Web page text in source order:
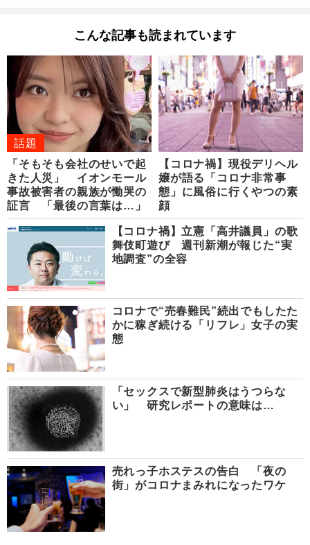
こんな記事も読まれています
話題
「そもそも会社のせいで起
きた人災」 イオンモール
事故被害者の親族が慟哭の
証言 「最後の言葉は…」
【コロナ禍】現役デリヘル
嬢が語る「コロナ非常事
態」に風俗に行くやつの素
顔
【コロナ禍】立憲「高井議員」の歌
舞伎町遊び 週刊新潮が報じた“実
地調査”の全容
コロナで“売春難民”続出でもしたた
かに稼ぎ続ける「リフレ」女子の実
態
「セックスで新型肺炎はうつらな
い」 研究レポートの意味は…
売れっ子ホステスの告白 「夜の
街」がコロナまみれになったワケ